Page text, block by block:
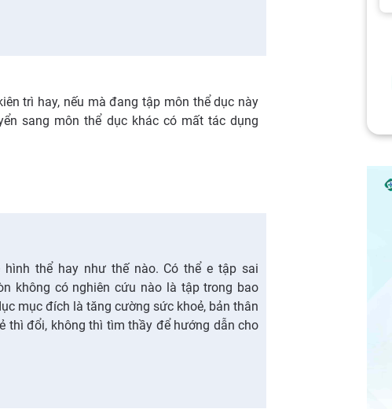
trì hay, nếu mà đang tập môn thể dục này
sang môn thể dục khác có mất tác dụng
thể hay như thế nào. Có thể e tập sai
không có nghiên cứu nào là tập trong bao
mục đích là tăng cường sức khoẻ, bản thân
thì đổi, không thì tìm thầy để hướng dẫn cho